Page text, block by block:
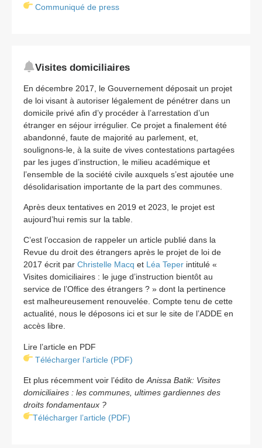
Communiqué de press
Visites domiciliaires
En décembre 2017, le Gouvernement déposait un projet
de loi visant à autoriser légalement de pénétrer dans un
domicile privé afin d’y procéder à l’arrestation d’un
étranger en séjour irrégulier. Ce projet a finalement été
abandonné, faute de majorité au parlement, et,
soulignons-le, à la suite de vives contestations partagées
par les juges d’instruction, le milieu académique et
l’ensemble de la société civile auxquels s’est ajoutée une
désolidarisation importante de la part des communes.
Après deux tentatives en 2019 et 2023, le projet est
aujourd’hui remis sur la table.
C’est l’occasion de rappeler un article publié dans la
Revue du droit des étrangers après le projet de loi de
2017 écrit par Christelle Macq et Léa Teper intitulé «
Visites domiciliaires : le juge d’instruction bientôt au
service de l’Office des étrangers ? » dont la pertinence
est malheureusement renouvelée. Compte tenu de cette
actualité, nous le déposons ici et sur le site de l’ADDE en
accès libre.
Lire l’article en PDF
Télécharger l’article (PDF)
Et plus récemment voir l’édito de Anissa Batik: Visites
domiciliaires : les communes, ultimes gardiennes des
droits fondamentaux ?
Télécharger l’article (PDF)